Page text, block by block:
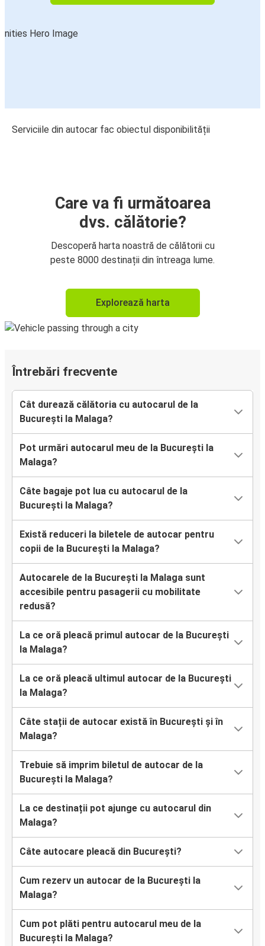
Serviciile din autocar fac obiectul disponibilității
Care va fi următoarea
dvs. călătorie?
Descoperă harta noastră de călătorii cu
peste 8000 destinații din întreaga lume.
Explorează harta
Întrebări frecvente
Cât durează călătoria cu autocarul de la
București la Malaga?
Pot urmări autocarul meu de la București la
Malaga?
Câte bagaje pot lua cu autocarul de la
București la Malaga?
Există reduceri la biletele de autocar pentru
copii de la București la Malaga?
Autocarele de la București la Malaga sunt
accesibile pentru pasagerii cu mobilitate
redusă?
La ce oră pleacă primul autocar de la București
la Malaga?
La ce oră pleacă ultimul autocar de la București
la Malaga?
Câte stații de autocar există în București și în
Malaga?
Trebuie să imprim biletul de autocar de la
București la Malaga?
La ce destinații pot ajunge cu autocarul din
Malaga?
Câte autocare pleacă din București?
Cum rezerv un autocar de la București la
Malaga?
Cum pot plăti pentru autocarul meu de la
București la Malaga?